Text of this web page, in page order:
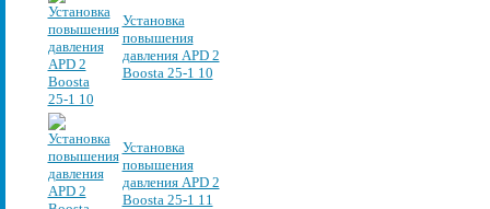
Установка
повышения
давления APD 2
Boosta 25-1 10
Установка
повышения
давления APD 2
Boosta 25-1 11